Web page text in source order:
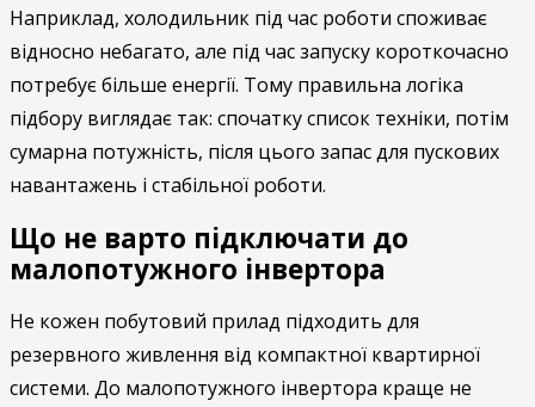
Наприклад, холодильник під час роботи споживає
відносно небагато, але під час запуску короткочасно
потребує більше енергії. Тому правильна логіка
підбору виглядає так: спочатку список техніки, потім
сумарна потужність, після цього запас для пускових
навантажень і стабільної роботи.
Що не варто підключати до
малопотужного інвертора
Не кожен побутовий прилад підходить для
резервного живлення від компактної квартирної
системи. До малопотужного інвертора краще не